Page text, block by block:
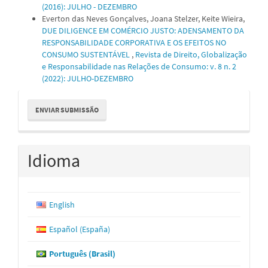
(2016): JULHO - DEZEMBRO
Everton das Neves Gonçalves, Joana Stelzer, Keite Wieira,
DUE DILIGENCE EM COMÉRCIO JUSTO: ADENSAMENTO DA
RESPONSABILIDADE CORPORATIVA E OS EFEITOS NO
CONSUMO SUSTENTÁVEL , Revista de Direito, Globalização
e Responsabilidade nas Relações de Consumo: v. 8 n. 2
(2022): JULHO-DEZEMBRO
Enviar
Submissão
ENVIAR SUBMISSÃO
Idioma
English
Español (España)
Português (Brasil)